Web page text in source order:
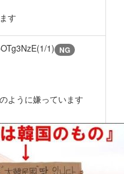
す
1) NG
ように嫌っています